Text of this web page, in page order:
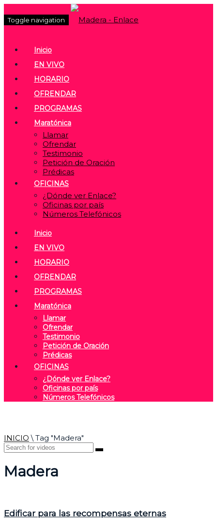
Toggle navigation
Inicio
EN VIVO
HORARIO
OFRENDAR
PROGRAMAS
Maratónica
Llamar
Ofrendar
Testimonio
Petición de Oración
Prédicas
OFICINAS
¿Dónde ver Enlace?
Oficinas por país
Números Telefónicos
Inicio
EN VIVO
HORARIO
OFRENDAR
PROGRAMAS
Maratónica
Llamar
Ofrendar
Testimonio
Petición de Oración
Prédicas
OFICINAS
¿Dónde ver Enlace?
Oficinas por país
Números Telefónicos
INICIO \ Tag "Madera"
Madera
Edificar para las recompensas eternas